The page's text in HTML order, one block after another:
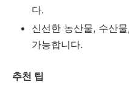
다.
신선한 농산물, 수산
가능합니다.
추천 팁